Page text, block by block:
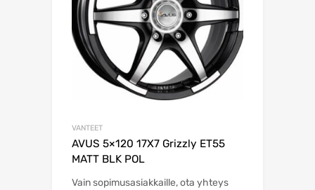
VANTEET
AVUS 5×120 17X7 Grizzly ET55
MATT BLK POL
Vain sopimusasiakkaille, ota yhteys